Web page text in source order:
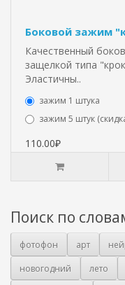
Боковой зажим
Качественный
защелкой типа
Эластичны..
зажим 1 штука
зажим 5 штук
110.00₽
Поиск по
фотофон арт
новогодний
лето